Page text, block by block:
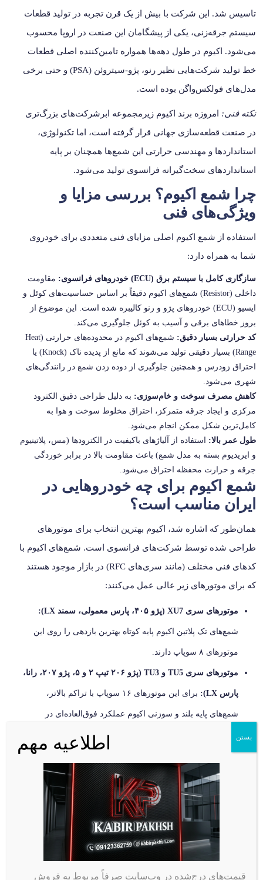
تاسیس شد. این شرکت با بیش از یک قرن تجربه در تولید قطعات
سیستم جرقه‌زنی، یکی از پیشگامان این صنعت در اروپا محسوب
می‌شود. اکیوم در طول دهه‌ها همواره تامین‌کننده اصلی قطعات
خط تولید شرکت‌هایی نظیر رنو، پژو-سیتروئن (PSA) و حتی برخی
مدل‌های فولکس‌واگن بوده است.
نکته فنی: امروزه برند اکیوم زیرمجموعه ابرشرکت‌های بزرگ‌تری
در صنعت قطعه‌سازی جهانی قرار گرفته است، اما تکنولوژی،
استانداردها و مهندسی حرارتی این شمع‌ها همچنان بر پایه
استانداردهای سخت‌گیرانه فرانسوی تولید می‌شود.
چرا شمع اکیوم؟ بررسی مزایا و
ویژگی‌های فنی
استفاده از شمع اکیوم اصلی مزایای فنی متعددی برای خودروی
شما به همراه دارد:
سازگاری کامل با سیستم برق (ECU) خودروهای فرانسوی:
مقاومت
داخلی (Resistor) شمع‌های اکیوم دقیقاً بر اساس حساسیت‌های کوئل و
ایسیو (ECU) خودروهای پژو و رنو کالیبره شده است. این موضوع از
بروز خطاهای برقی و آسیب به کوئل جلوگیری می‌کند.
کد حرارتی بسیار دقیق:
شمع‌های اکیوم در محدوده‌های حرارتی (Heat
Range) بسیار دقیقی تولید می‌شوند که مانع از پدیده ناک (Knock) یا
احتراق زودرس و همچنین جلوگیری از دوده زدن شمع در رانندگی‌های
شهری می‌شود.
کاهش مصرف سوخت و خام‌سوزی: به دلیل طراحی دقیق الکترود
مرکزی و ایجاد جرقه متمرکز، احتراق مخلوط سوخت و هوا به
کامل‌ترین شکل ممکن انجام می‌شود.
طول عمر بالا: استفاده از آلیاژهای باکیفیت در الکترودها (مس، پلاتینیوم
و ایریدیوم بسته به مدل شمع) باعث مقاومت بالا در برابر خوردگی
جرقه و حرارت محفظه احتراق می‌شود.
شمع اکیوم برای چه خودروهایی در
ایران مناسب است؟
همان‌طور که اشاره شد، اکیوم بهترین انتخاب برای موتورهای
طراحی شده توسط شرکت‌های فرانسوی است. شمع‌های اکیوم با
کدهای فنی مختلف (مانند سری‌های RFC) در بازار موجود هستند
که برای موتورهای زیر عالی عمل می‌کنند:
موتورهای سری XU7 (پژو ۴۰۵، پارس معمولی، سمند LX):
شمع‌های تک پلاتین اکیوم پایه کوتاه بهترین بازدهی را روی این
موتورهای ۸ سوپاپ دارند.
موتورهای سری TU5 و TU3 (پژو ۲۰۶ تیپ ۲ و ۵، پژو ۲۰۷، رانا،
پارس LX): برای این موتورهای ۱۶ سوپاپ با تراکم بالاتر،
شمع‌های پایه بلند و سوزنی اکیوم عملکرد فوق‌العاده‌ای در
موتورهای سری K4M (رنو تندر ۹۰، ساندرو، مگان ۱۶۰۰):
شمع‌های اکیوم با گپ استاندارد (معمولاً ۰.۹ میلی‌متر) احتراق نرم
و بدون لرزشی را برای موتورهای رنو به ارمغان می‌آورند.
راهنمای طلایی: چگونه شمع اکیوم
اصل را از تقلبی تشخیص دهیم؟
با توجه به محبوبیت بالای اکیوم در ایران، متاسفانه نمونه‌های تقلبی
آن (High Copy) در بازار فراوان است. استفاده از شمع تقلبی
اطلاعیه مهم
قیمت‌های درج‌شده در وب‌سایت صرفاً مربوط به فروش
بستن